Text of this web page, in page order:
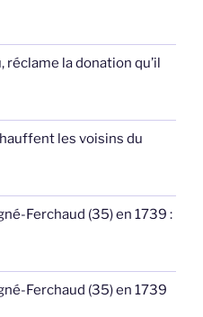
réclame la donation qu’il
les voisins du
Ferchaud (35) en 1739 :
Ferchaud (35) en 1739